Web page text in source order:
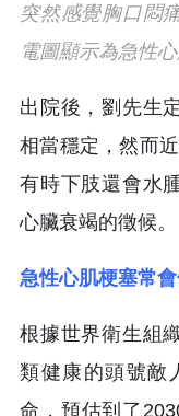
突然感覺胸口悶
電圖顯示為急性心
出院後，劉先生
相當穩定，然而
有時下肢還會水
心臟衰竭的徵候。
急性心肌梗塞常
根據世界衛生組
類健康的頭號敵
命，預估到了